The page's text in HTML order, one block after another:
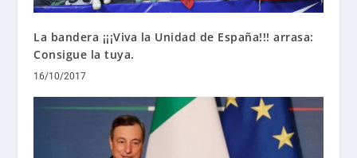
La bandera ¡¡¡Viva la Unidad de España!!! arrasa:
Consigue la tuya.
16/10/2017